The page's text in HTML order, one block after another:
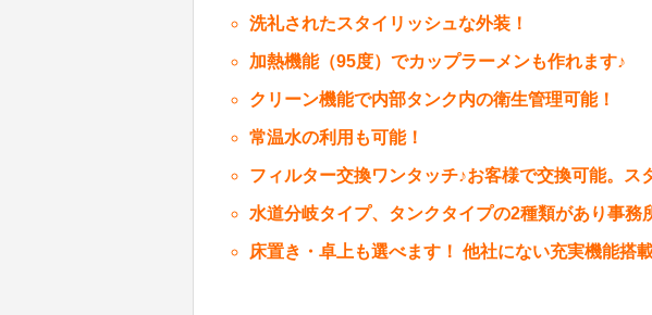
洗礼されたスタイリッシュな外装！
加熱機能（95度）でカップラーメンも作れます♪
クリーン機能で内部タンク内の衛生管理可能！
常温水の利用も可能！
フィルター交換ワンタッチ♪お客様で交換可能。ス
水道分岐タイプ、タンクタイプの2種類があり事務
床置き・卓上も選べます！ 他社にない充実機能搭